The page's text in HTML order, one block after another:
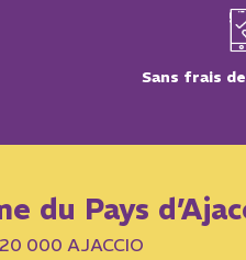
Sans frais
du Pays
000 AJACCIO